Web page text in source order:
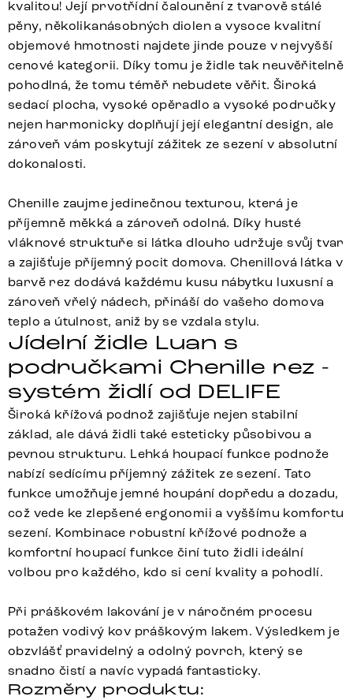
kvalitou! Její prvotřídní čalounění z tvarově stálé
pěny, několikanásobných diolen a vysoce kvalitní
objemové hmotnosti najdete jinde pouze v nejvyšší
cenové kategorii. Díky tomu je židle tak neuvěřitelně
pohodlná, že tomu téměř nebudete věřit. Široká
sedací plocha, vysoké opěradlo a vysoké područky
nejen harmonicky doplňují její elegantní design, ale
zároveň vám poskytují zážitek ze sezení v absolutní
dokonalosti.
Chenille zaujme jedinečnou texturou, která je
příjemně měkká a zároveň odolná. Díky husté
vláknové struktuře si látka dlouho udržuje svůj tvar
a zajišťuje příjemný pocit domova. Chenillová látka v
barvě rez dodává každému kusu nábytku luxusní a
zároveň vřelý nádech, přináší do vašeho domova
teplo a útulnost, aniž by se vzdala stylu.
Jídelní židle Luan s
područkami Chenille rez -
systém židlí od DELIFE
Široká křížová podnož zajišťuje nejen stabilní
základ, ale dává židli také esteticky působivou a
pevnou strukturu. Lehká houpací funkce podnože
nabízí sedícímu příjemný zážitek ze sezení. Tato
funkce umožňuje jemné houpání dopředu a dozadu,
což vede ke zlepšené ergonomii a vyššímu komfortu
sezení. Kombinace robustní křížové podnože a
komfortní houpací funkce činí tuto židli ideální
volbou pro každého, kdo si cení kvality a pohodlí.
Při práškovém lakování je v náročném procesu
potažen vodivý kov práškovým lakem. Výsledkem je
obzvlášť pravidelný a odolný povrch, který se
snadno čistí a navíc vypadá fantasticky.
Rozměry produktu: